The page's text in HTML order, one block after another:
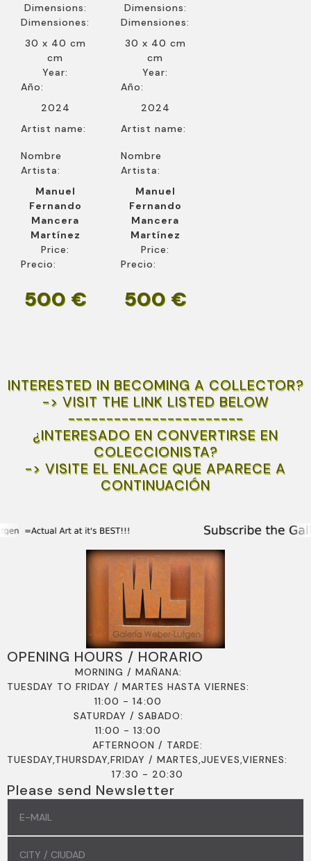
Dimensions:
Dimensiones:
30 x 40 cm
cm
Year:
Año:
2024
Artist name:
Nombre
Artista:
Manuel
Fernando
Mancera
Martínez
Price:
Precio:
500 €
Dimensions:
Dimensiones:
30 x 40 cm
cm
Year:
Año:
2024
Artist name:
Nombre
Artista:
Manuel
Fernando
Mancera
Martínez
Price:
Precio:
500 €
INTERESTED IN BECOMING A COLLECTOR?
-> VISIT THE LINK LISTED BELOW
-----------------------
¿INTERESADO EN CONVERTIRSE EN
COLECCIONISTA?
-> VISITE EL ENLACE QUE APARECE A
CONTINUACIÓN
OPENING HOURS / HORARIO
MORNING / MAÑANA:
TUESDAY TO FRIDAY / MARTES HASTA VIERNES:
11:00 - 14:00
SATURDAY / SABADO:
11:00 - 13:00
AFTERNOON / TARDE:
TUESDAY,THURSDAY,FRIDAY / MARTES,JUEVES,VIERNES:
17:30 - 20:30
Please send Newsletter
EMAIL
COMMUNE